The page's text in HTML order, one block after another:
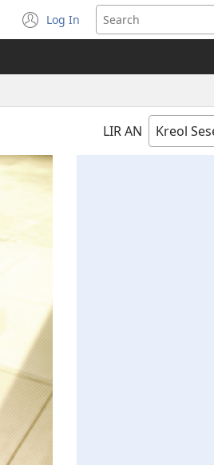
Log In
(opens
new
LIR AN